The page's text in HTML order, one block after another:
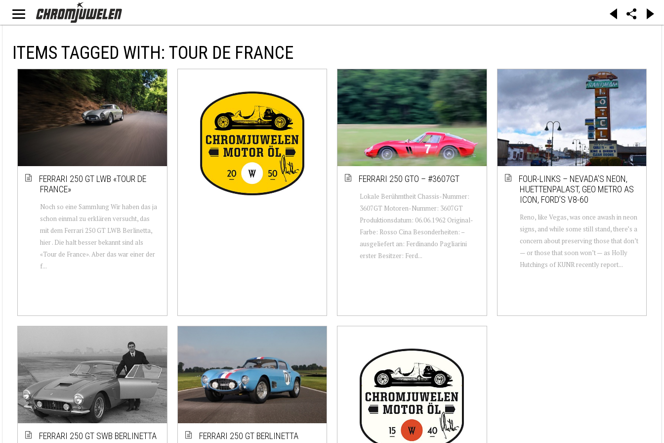
ITEMS TAGGED WITH: TOUR DE FRANCE
FERRARI 250 GT LWB «TOUR DE
FRANCE»
Noch so eine Sammlung Wir haben das ja
schon einmal zu erklären versucht, das
mit dem Ferrari 250 GT LWB Berlinetta,
hier . Die halt besser bekannt sind als
«Tour de France». Aber das war einer der
f...
FERRARI 250 GTO – #3607GT
Lokale Berühmtheit Chassis-Nummer:
3607GT Motoren-Nummer: 3607GT
Produktionsdatum: 06.06.1962 Original-
Farbe: Rosso Cina Besonderheiten: –
ausgeliefert an: Ferdinando Pagliarini
erster Besitzer: Ferd...
FOUR-LINKS – NEVADA’S NEON,
HUETTENPALAST, GEO METRO AS
ICON, FORD’S V8-60
Reno, like Vegas, was once awash in neon
signs, and while some still stand, there’s a
concern about preserving those that don’t
— or those that soon won’t — as Holly
Hutchings of KUNR recently report...
FERRARI 250 GT SWB BERLINETTA FERRARI 250 GT BERLINETTA